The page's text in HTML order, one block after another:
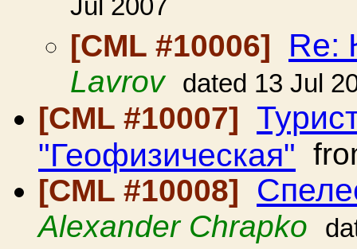
Jul 2007
[CML #10006]
Re:
Lavrov dated 13 Jul
[CML #10007]
"Геофизическая"
[CML #10008]
Alexander Chrapko